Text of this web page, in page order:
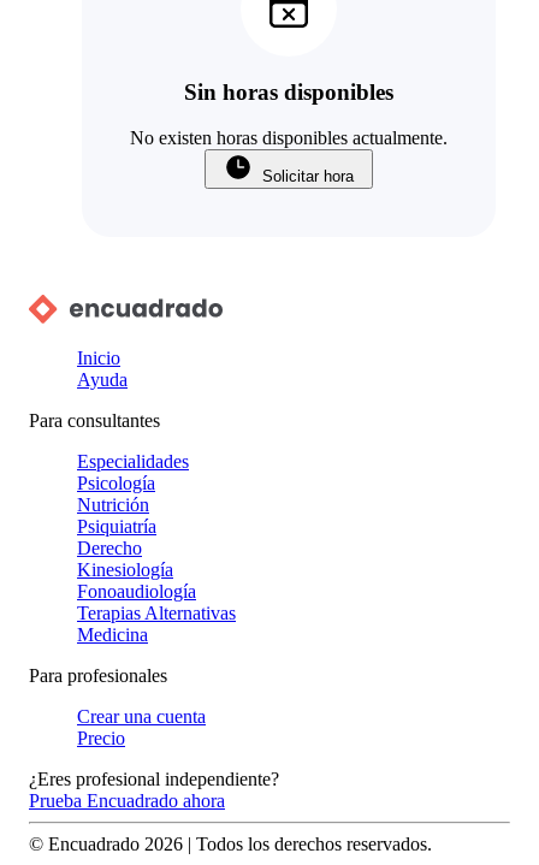
Sin horas disponibles
No existen horas disponibles actualmente.
Solicitar hora
Inicio
Ayuda
Para consultantes
Especialidades
Psicología
Nutrición
Psiquiatría
Derecho
Kinesiología
Fonoaudiología
Terapias Alternativas
Medicina
Para profesionales
Crear una cuenta
Precio
¿Eres profesional independiente?
Prueba Encuadrado ahora
© Encuadrado 2026 | Todos los derechos reservados.